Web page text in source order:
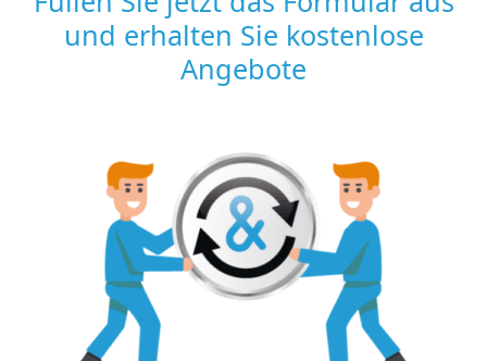
und erhalten Sie kostenlose
Angebote